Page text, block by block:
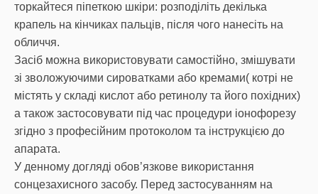
торкайтеся піпеткою шкіри: розподіліть декілька
крапель на кінчиках пальців, після чого нанесіть на
обличчя.
Засіб можна використовувати самостійно, змішувати
зі зволожуючими сироватками або кремами( котрі не
містять у складі кислот або ретинолу та його похідних)
а також застосовувати під час процедури іонофорезу
згідно з професійним протоколом та інструкцією до
апарата.
У денному догляді обов’язкове використання
сонцезахисного засобу. Перед застосуванням на